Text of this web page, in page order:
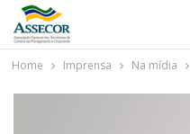
Home Imprensa Na mídia